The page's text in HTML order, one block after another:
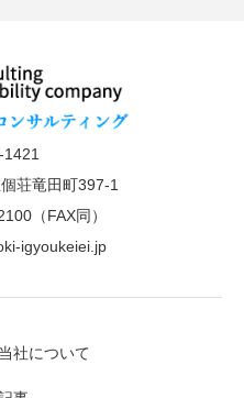
荘竜田町397-1
（FAX同）
igyoukeiei.jp
当社について